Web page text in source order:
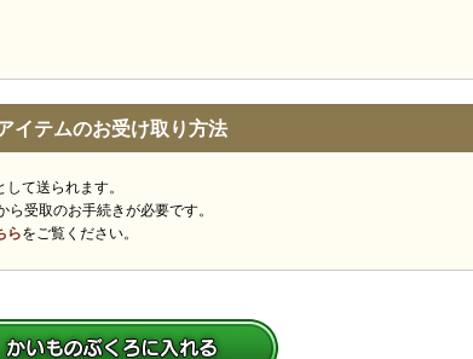
イテムのお受け取り方法
て送られます。
受取のお手続きが必要です。
らをご覧ください。